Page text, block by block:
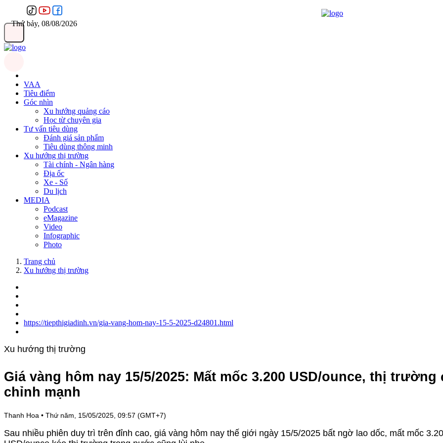
Thứ bảy, 08/08/2026
VAA
Tiêu điểm
Góc nhìn
Xu hướng quảng cáo
Học từ chuyên gia
Tư vấn tiêu dùng
Đánh giá sản phẩm
Tiêu dùng thông minh
Xu hướng thị trường
Tài chính - Ngân hàng
Địa ốc
Xe - Số
Du lịch
MEDIA
Podcast
eMagazine
Video
Infographic
Photo
Trang chủ
Xu hướng thị trường
https://tiepthigiadinh.vn/gia-vang-hom-nay-15-5-2025-d24801.html
Xu hướng thị trường
Giá vàng hôm nay 15/5/2025: Mất mốc 3.200 USD/ounce, thị trường
chỉnh mạnh
Thanh Hoa • Thứ năm, 15/05/2025, 09:57 (GMT+7)
Sau nhiều phiên duy trì trên đỉnh cao, giá vàng hôm nay thế giới ngày 15/5/2025 bất ngờ lao dốc, mất mốc